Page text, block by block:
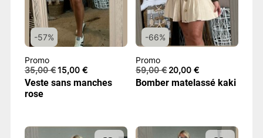
-57%
Promo
35,00€Le
prix
initial
15,00 €Le
prix
actuel
Veste sans manches
rose
-66%
Promo
59,00€ Le
prix
initial
20,00€Le
prix
actuel
Bomber matelassé kaki